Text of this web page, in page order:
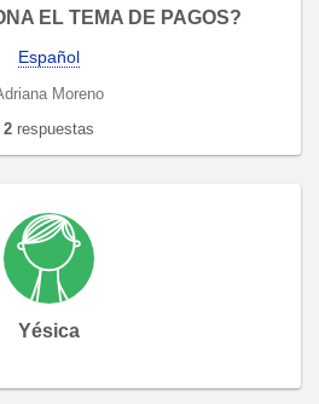
EL TEMA DE PAGOS?
Español
Moreno
2respuestas
Yésica